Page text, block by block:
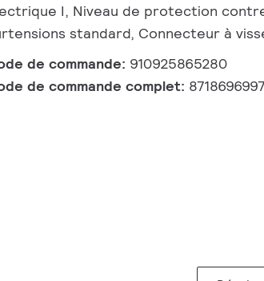
I, Niveau de protection
standard, Connecteur à
de commande: 910925865280
de commande complet: